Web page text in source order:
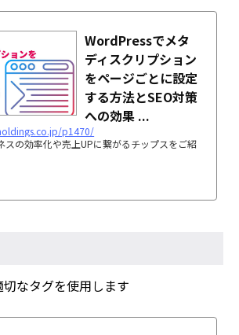
WordPressでメタ
ディスクリプション
をページごとに設定
する方法とSEO対策
への効果 ...
p1470/
スの効率化や売上UPに繋がるチップスをご紹
なタグを使用します